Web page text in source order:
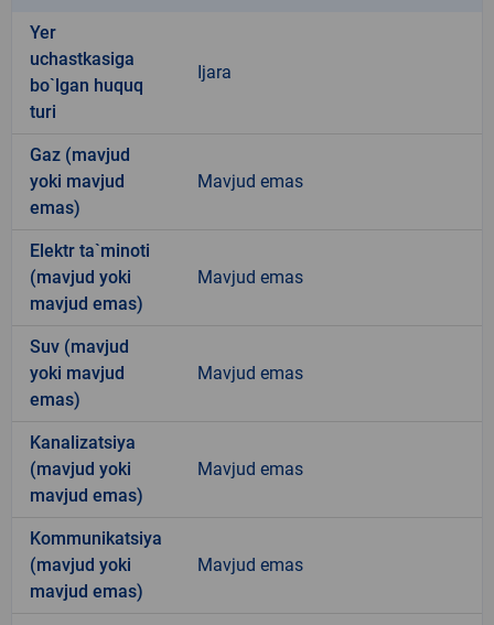
Yer
uchastkasiga
bo`lgan huquq
turi
Ijara
Gaz (mavjud
yoki mavjud
emas)
Mavjud emas
Elektr ta`minoti
(mavjud yoki
mavjud emas)
Mavjud emas
Suv (mavjud
yoki mavjud
emas)
Mavjud emas
Kanalizatsiya
(mavjud yoki
mavjud emas)
Mavjud emas
Kommunikatsiya
(mavjud yoki
mavjud emas)
Mavjud emas